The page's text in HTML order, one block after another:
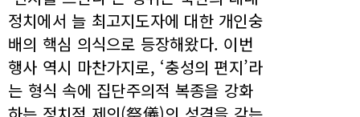
정치에서 늘 최고지도자에 대한 개인숭
배의 핵심 의식으로 등장해왔다. 이번
행사 역시 마찬가지로, ‘충성의 편지’라
는 형식 속에 집단주의적 복종을 강화